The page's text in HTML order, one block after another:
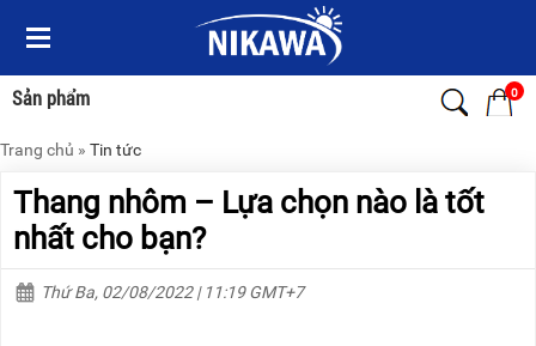
Sản phẩm 0
Menu
Sản
phẩm
TRANG
THANG
NHÔM
XE
Menu
Sản
phẩm
TRANG
THANG
NHÔM
THANG
Trang chủ » Tin tức
Thang nhôm – Lựa chọn nào là tốt
nhất cho bạn?
Thứ Ba, 02/08/2022 | 11:19 GMT+7